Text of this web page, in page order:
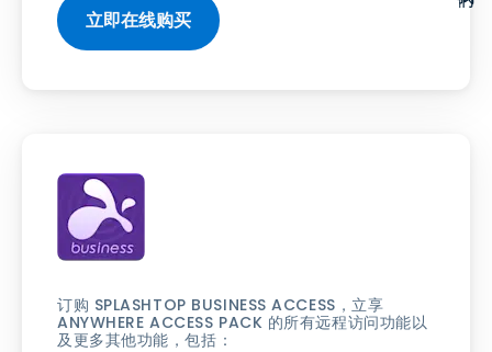
立即在线购买
订购 SPLASHTOP BUSINESS ACCESS，立享
ANYWHERE ACCESS PACK 的所有远程访问功能以
及更多其他功能，包括：